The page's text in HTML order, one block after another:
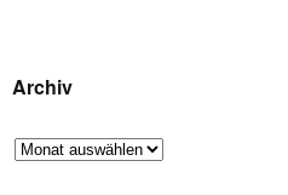
Archiv